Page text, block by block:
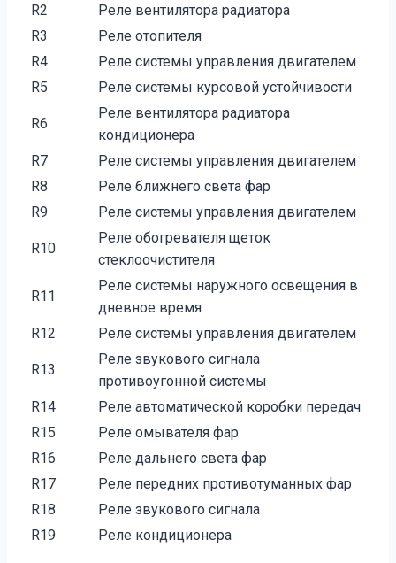
R2
Реле вентилятора радиатора
R3
Реле отопителя
R4
Реле системы управления двигателем
R5
Реле системы курсовой устойчивости
R6
Реле вентилятора радиатора
кондиционера
R7
Реле системы управления двигателем
R8
Реле ближнего света фар
R9
Реле системы управления двигателем
R10
Реле обогревателя щеток
стеклоочистителя
R11
Реле системы наружного освещения в
дневное время
R12
Реле системы управления двигателем
R13
Реле звукового сигнала
противоугонной системы
R14
Реле автоматической коробки передач
R15
Реле омывателя фар
R16
Реле дальнего света фар
R17
Реле передних противотуманных фар
R18
Реле звукового сигнала
R19
Реле кондиционера